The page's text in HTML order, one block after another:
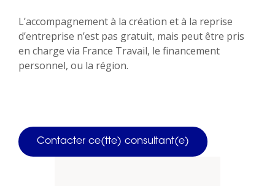
L’accompagnement à la création et à la reprise
d’entreprise n’est pas gratuit, mais peut être pris
en charge via France Travail, le financement
personnel, ou la région.
Contacter ce(tte) consultant(e)